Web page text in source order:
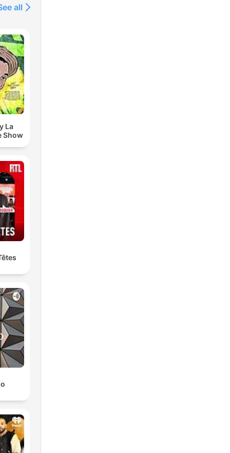
all
La
Show